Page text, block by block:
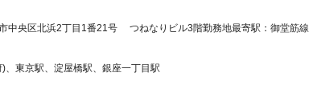
中央区北浜2丁目1番21号 つねなりビル3階勤務地最寄駅：御堂筋
東京駅、淀屋橋駅、銀座一丁目駅